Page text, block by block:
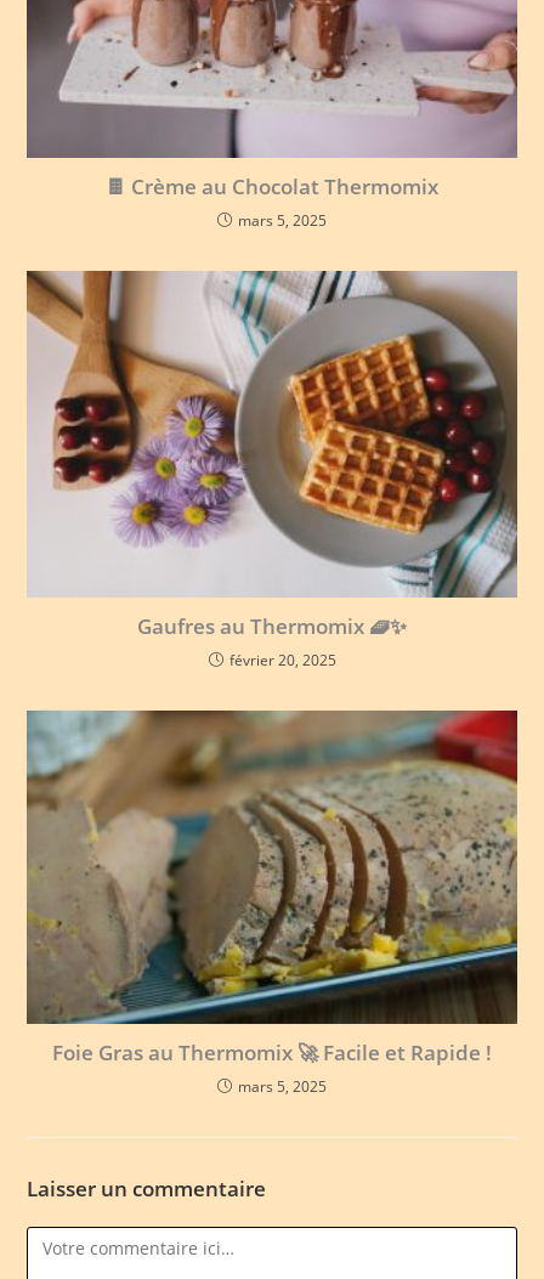
🍫 Crème au Chocolat Thermomix
mars 5, 2025
Gaufres au Thermomix 🧇✨
février 20, 2025
Foie Gras au Thermomix 🚀 Facile et Rapide !
mars 5, 2025
Laisser un commentaire